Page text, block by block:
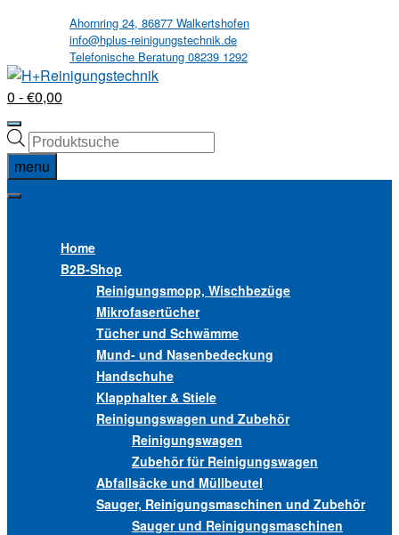
content
Ahornring 24, 86877 Walkertshofen
info@hplus-reinigungstechnik.de
Telefonische Beratung 08239 1292
0 - €0,00
Products
search
menu
Home
B2B-Shop
Reinigungsmopp, Wischbezüge
Mikrofasertücher
Tücher und Schwämme
Mund- und Nasenbedeckung
Handschuhe
Klapphalter & Stiele
Reinigungswagen und Zubehör
Reinigungswagen
Zubehör für Reinigungswagen
Abfallsäcke und Müllbeutel
Sauger, Reinigungsmaschinen und Zubehör
Sauger und Reinigungsmaschinen